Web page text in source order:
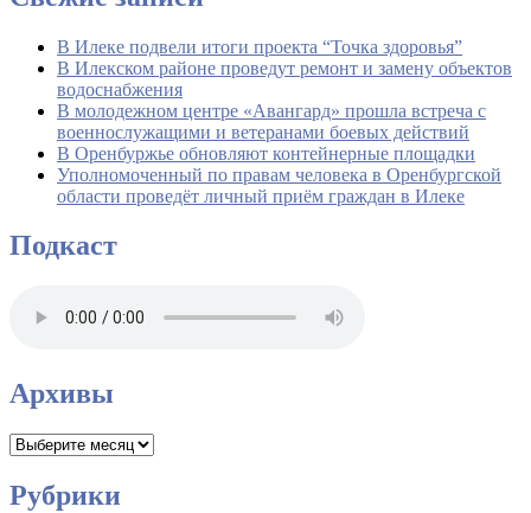
В Илеке подвели итоги проекта “Точка здоровья”
В Илекском районе проведут ремонт и замену объектов
водоснабжения
В молодежном центре «Авангард» прошла встреча с
военнослужащими и ветеранами боевых действий
В Оренбуржье обновляют контейнерные площадки
Уполномоченный по правам человека в Оренбургской
области проведёт личный приём граждан в Илеке
Подкаст
Архивы
Архивы
Рубрики